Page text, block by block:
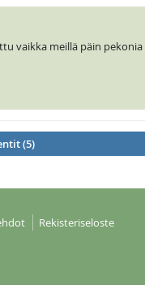
vaikka meillä päin
(5)
Rekisteriseloste